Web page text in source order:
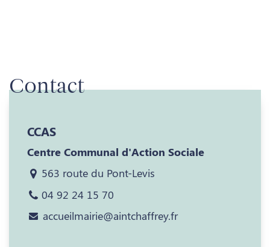
Contact
CCAS
Centre Communal d'Action Sociale
563 route du Pont-Levis
04 92 24 15 70
accueilmairie@aintchaffrey.fr